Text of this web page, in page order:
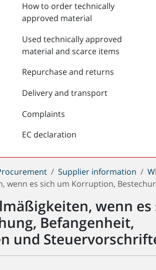
How to order technically
approved material
Used technically approved
material and scarce items
Repurchase and returns
Delivery and transport
Complaints
EC declaration
Supplier information
wenn es sich um Korruption,
wenn es
Befangenheit,
und